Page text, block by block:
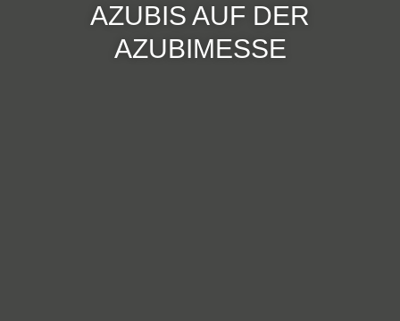
AZUBIS AUF DER
AZUBIMESSE